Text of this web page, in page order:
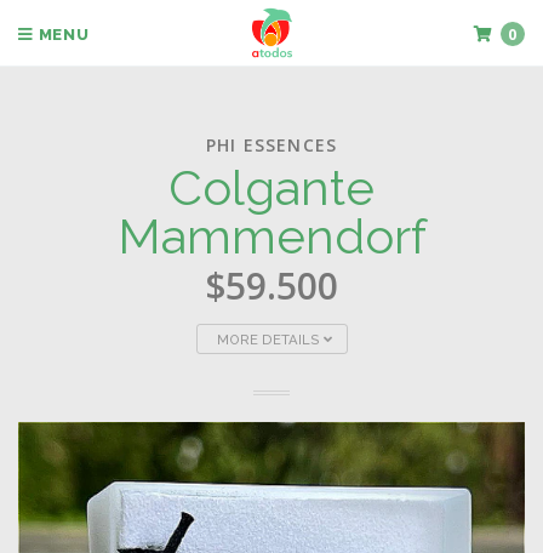
MENU 0
PHI ESSENCES
Colgante
Mammendorf
$59.500
MORE DETAILS